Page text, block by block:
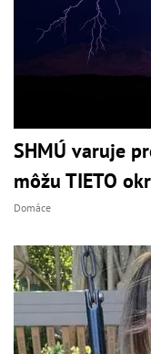
SHMÚ varuje
môžu TIETO
Domáce